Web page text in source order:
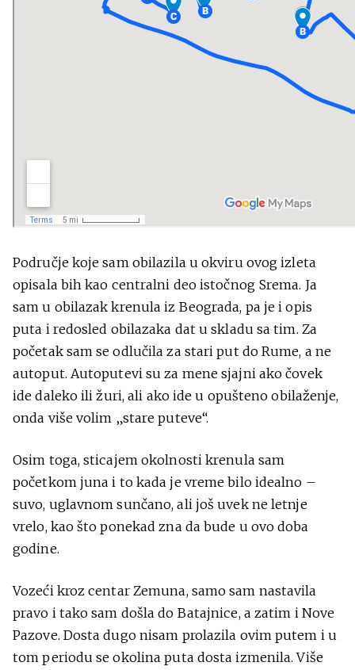
Područje koje sam obilazila u okviru ovog izleta
opisala bih kao centralni deo istočnog Srema. Ja
sam u obilazak krenula iz Beograda, pa je i opis
puta i redosled obilazaka dat u skladu sa tim. Za
početak sam se odlučila za stari put do Rume, a ne
autoput. Autoputevi su za mene sjajni ako čovek
ide daleko ili žuri, ali ako ide u opušteno obilaženje,
onda više volim „stare puteve“.
Osim toga, sticajem okolnosti krenula sam
početkom juna i to kada je vreme bilo idealno –
suvo, uglavnom sunčano, ali još uvek ne letnje
vrelo, kao što ponekad zna da bude u ovo doba
godine.
Vozeći kroz centar Zemuna, samo sam nastavila
pravo i tako sam došla do Batajnice, a zatim i Nove
Pazove. Dosta dugo nisam prolazila ovim putem i u
tom periodu se okolina puta dosta izmenila. Više